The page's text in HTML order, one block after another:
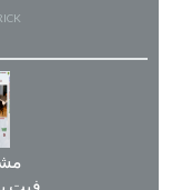
فيت